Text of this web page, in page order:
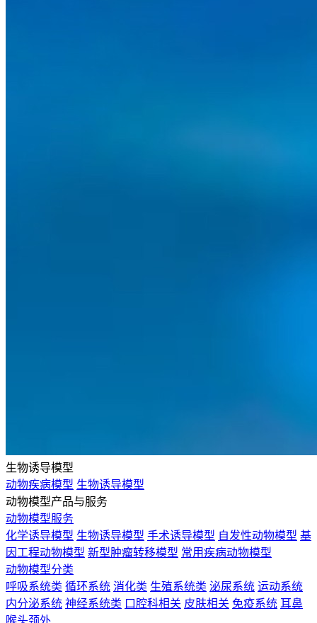
生物诱导模型
动物疾病模型 生物诱导模型
动物模型产品与服务
动物模型服务
化学诱导模型 生物诱导模型 手术诱导模型 自发性动物模型 基
因工程动物模型 新型肿瘤转移模型 常用疾病动物模型
动物模型分类
呼吸系统类 循环系统 消化类 生殖系统类 泌尿系统 运动系统
内分泌系统 神经系统类 口腔科相关 皮肤相关 免疫系统 耳鼻
喉头颈外